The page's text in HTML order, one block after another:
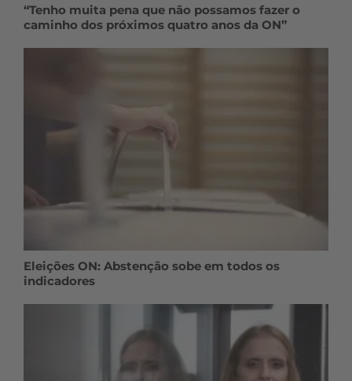
“Tenho muita pena que não possamos fazer o
caminho dos próximos quatro anos da ON”
Eleições ON: Abstenção sobe em todos os
indicadores